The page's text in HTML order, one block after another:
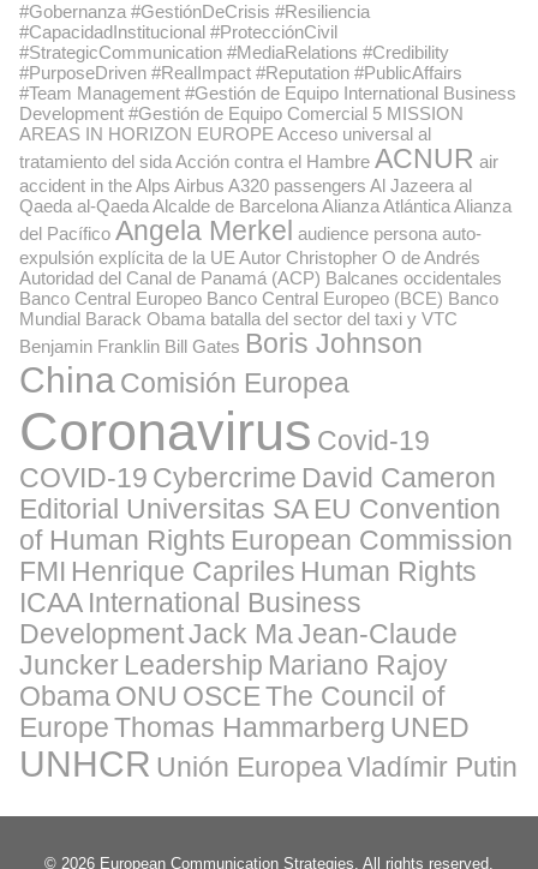
#Gobernanza #GestiónDeCrisis #Resiliencia
#CapacidadInstitucional #ProtecciónCivil
#StrategicCommunication #MediaRelations #Credibility
#PurposeDriven #RealImpact #Reputation #PublicAffairs
#Team Management #Gestión de Equipo International Business
Development #Gestión de Equipo Comercial 5 MISSION
AREAS IN HORIZON EUROPE Acceso universal al
tratamiento del sidaAcción contra el Hambre ACNUR air
accident in the Alps Airbus A320 passengers Al Jazeera al
Qaeda al-QaedaAlcalde de BarcelonaAlianza AtlánticaAlianza
del Pacífico Angela Merkel audience persona auto-
expulsión explícita de la UE Autor Christopher O de Andrés
Autoridad del Canal de Panamá (ACP) Balcanes occidentales
Banco Central Europeo Banco Central Europeo (BCE) Banco
Mundial Barack Obama batalla del sector del taxi y VTC
Benjamin Franklin Bill Gates Boris Johnson
China Comisión Europea
Coronavirus Covid-19
COVID-19 Cybercrime David Cameron
Editorial Universitas SA EU Convention
of Human Rights European Commission
FMI Henrique Capriles Human Rights
ICAA International Business
DevelopmentJack MaJean-Claude
Juncker Leadership Mariano Rajoy
Obama ONU OSCEThe Council of
Europe Thomas Hammarberg UNED
UNHCR Unión EuropeaVladímir Putin
© 2026 European Communication Strategies. All rights reserved.